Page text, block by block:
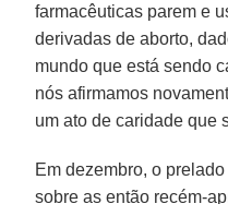
farmacêuticas parem e
derivadas de aborto,
mundo que está sendo
nós afirmamos
um ato de caridade que
Em dezembro, o
sobre as então recém-